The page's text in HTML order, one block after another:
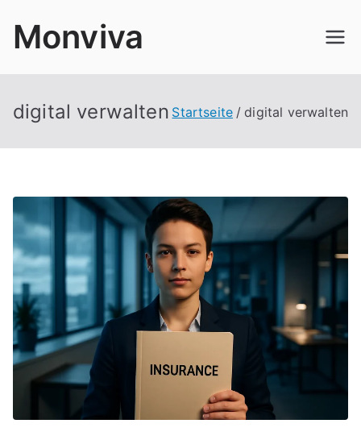
InhaltMonviva
digital verwalten Startseite digital verwalten